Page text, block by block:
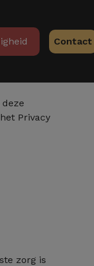
Contact
Privacy
zorg is